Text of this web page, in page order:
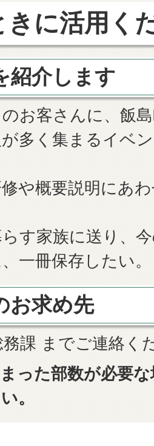
きに活用く
紹介します
お客さんに、飯
多く集まるイベ
や概要説明にあ
す家族に送り、
一冊保存したい。
お求め先
課 までご連絡く
まった部数が必要
。